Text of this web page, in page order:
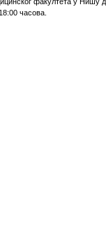
факултета у Нишу
часова.